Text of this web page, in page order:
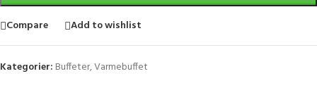
Compare Add to wishlist
Kategorier: Buffeter,Varmebuffet